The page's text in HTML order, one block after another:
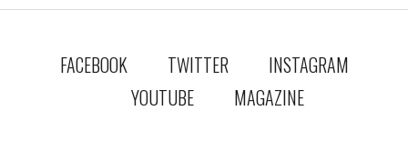
FACEBOOK TWITTER
INSTAGRAM
YOUTUBE
MAGAZINE